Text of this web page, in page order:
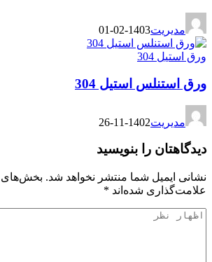
مدیریت1403-02-01
ورق استیل 304
ورق استنلس استیل 304
مدیریت1402-11-26
دیدگاهتان را بنویسید
نشانی ایمیل شما منتشر نخواهد شد. بخش‌های
علامت‌گذاری شده‌اند *